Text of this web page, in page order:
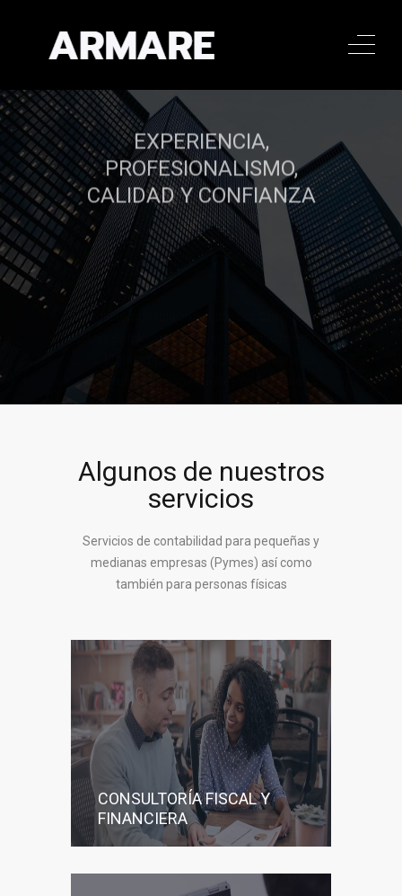
Llamar al 322 779 9188
CONTACTAR
EXPERIENCIA,
PROFESIONALISMO,
CALIDAD Y CONFIANZA
Establecemos relaciones sólidas con nuestros
clientes basadas en nuestro conocimiento,
integridad y confianza para ayudarle a
concretar sus aspiraciones comerciales y
Llamar al 322 779 9188
Algunos de nuestros
servicios
Servicios de contabilidad para pequeñas y
medianas empresas (Pymes) así como
también para personas físicas
CONSULTORÍA FISCAL Y
FINANCIERA